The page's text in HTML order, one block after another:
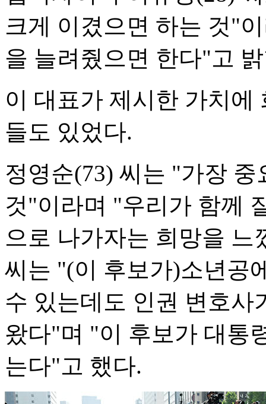
크게 이겼으면 하는 것"
을 늘려줬으면 한다"고
이 대표가 제시한 가치에
들도 있었다.
정영순(73) 씨는 "가장
것"이라며 "우리가 함께
으로 나가자는 희망을 느
씨는 "(이 후보가)소년공
수 있는데도 인권 변호사
왔다"며 "이 후보가 대통
는다"고 했다.